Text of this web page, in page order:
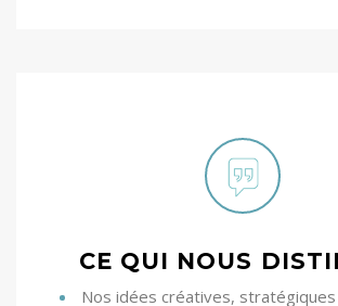
CE QUI NOUS
Nos idées créatives,